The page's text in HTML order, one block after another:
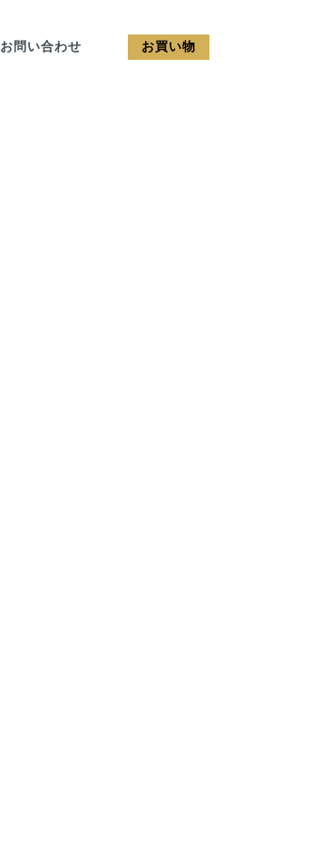
お問い合わせ お買い物